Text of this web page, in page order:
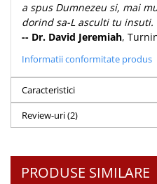
a spus Dumnezeu si, mai
dorind sa-L asculti tu insuti.
-- Dr. David Jeremiah,
Informatii conformitate produs
Caracteristici
Review-uri(2)
PRODUSE SIMILARE